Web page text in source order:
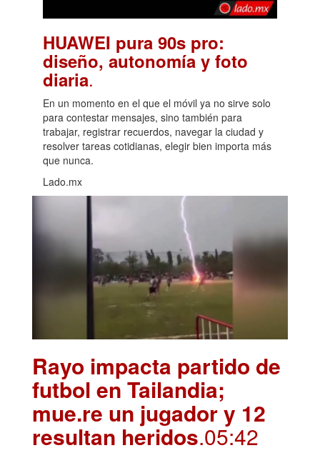
HUAWEI pura 90s pro:
diseño, autonomía y foto
diaria.
En un momento en el que el móvil ya no sirve solo
para contestar mensajes, sino también para
trabajar, registrar recuerdos, navegar la ciudad y
resolver tareas cotidianas, elegir bien importa más
que nunca.
Lado.mx
Rayo impacta partido de
futbol en Tailandia;
mue.re un jugador y 12
resultan heridos.05:42